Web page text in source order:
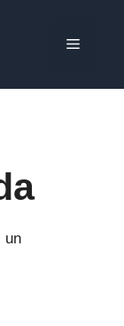
MENÚ
un